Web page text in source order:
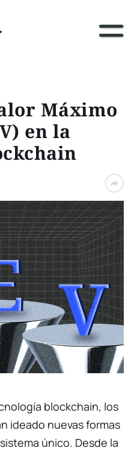
Máximo
en la
blockchain, los
ideado nuevas formas
único. Desde la